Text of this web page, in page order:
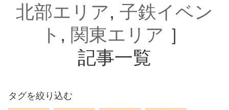
北部エリア, 子鉄イベン
ト , 関東エリア ］
記事一覧
タグを絞り込む